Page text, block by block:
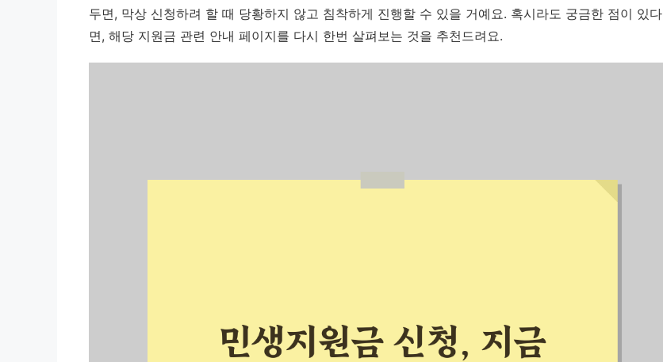
두면, 막상 신청하려 할 때 당황하지 않고 침착하게 진행할 수 있을 거예요. 혹시라도 궁금한 점이 있다
면, 해당 지원금 관련 안내 페이지를 다시 한번 살펴보는 것을 추천드려요.